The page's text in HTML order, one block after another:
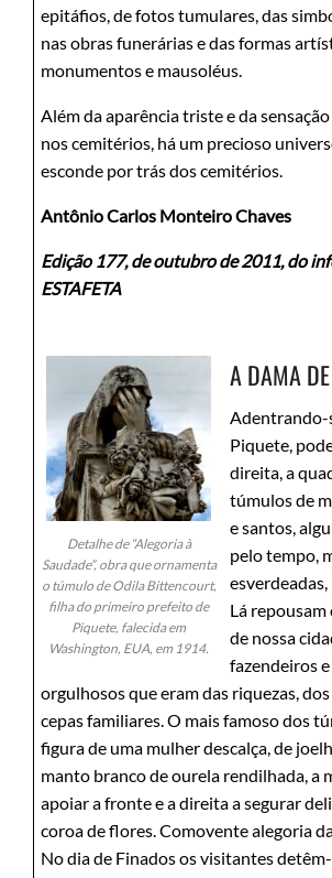
epitáfios, de fotos tumulares, das
nas obras funerárias e das formas
monumentos e mausoléus.
Além da aparência triste e da
nos cemitérios, há um precioso
esconde por trás dos cemitérios.
Antônio Carlos Monteiro Chaves
Edição 177, de outubro de 2011, do
ESTAFETA
Detalhe de “Alegoria à
Saudade”, obra que ornamenta
o túmulo de Odila Bittencourt,
filha do primeiro prefeito de
Piquete, falecida em
Washington, EUA, em 1914.
A DAMA
Adentrando-
Piquete,
direita, a
túmulos de
e santos,
pelo tempo,
Lá
de nossa
fazendeiros
orgulhosos que eram das riquezas,
cepas familiares. O mais famoso dos
figura de uma mulher descalça, de
manto branco de ourela rendilhada, a
apoiar a fronte e a direita a segurar
coroa de flores. Comovente alegoria
No dia de Finados os visitantes